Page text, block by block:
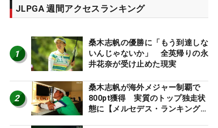
JLPGA 週間アクセスランキング
1
桑木志帆の優勝に「もう到達しな
いんじゃないか」 全英帰りの永
井花奈が受け止めた現実
2
桑木志帆が海外メジャー制覇で
800pt獲得 実質のトップ独走状
態に【メルセデス・ランキング番